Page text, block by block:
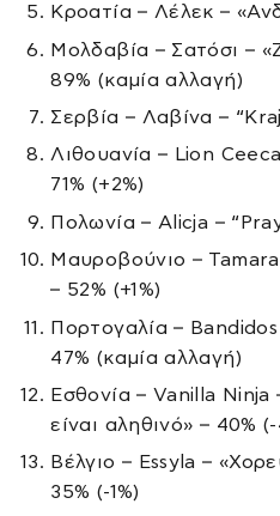
Κροατία – Λέλεκ –
Μολδαβία – Σατόσι –
89% (καμία αλλαγή)
Σερβία – Λαβίνα –
Λιθουανία – Lion
71% (+2%)
Πολωνία – Alicja –
Μαυροβούνιο –
– 52% (+1%)
Πορτογαλία –
47% (καμία αλλαγή)
Εσθονία – Vanilla Ninja
είναι αληθινό» – 40% (-
Βέλγιο – Essyla –
35% (-1%)